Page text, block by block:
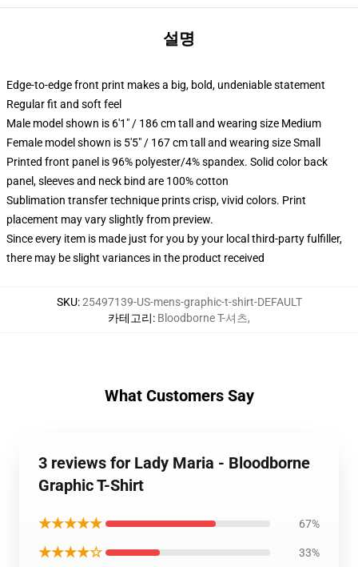
설명
Edge-to-edge front print makes a big, bold, undeniable statement
Regular fit and soft feel
Male model shown is 6'1" / 186 cm tall and wearing size Medium
Female model shown is 5'5" / 167 cm tall and wearing size Small
Printed front panel is 96% polyester/4% spandex. Solid color back
panel, sleeves and neck bind are 100% cotton
Sublimation transfer technique prints crisp, vivid colors. Print
placement may vary slightly from preview.
Since every item is made just for you by your local third-party fulfiller,
there may be slight variances in the product received
SKU:25497139-US-mens-graphic-t-shirt-DEFAULT
카테고리: Bloodborne T-셔츠,
What Customers Say
3 reviews for Lady Maria - Bloodborne
Graphic T-Shirt
★★★★★ 67%
★★★★☆ 33%